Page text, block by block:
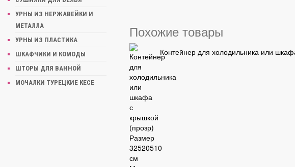
УРНЫ ИЗ НЕРЖАВЕЙКИ И
МЕТАЛЛА
УРНЫ ИЗ ПЛАСТИКА
ШКАФЧИКИ И КОМОДЫ
ШТОРЫ ДЛЯ ВАННОЙ
МОЧАЛКИ ТУРЕЦКИЕ КЕСЕ
Похожие товары
Контейнер для холодильника или